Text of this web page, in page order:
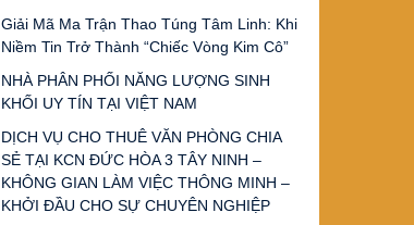
Giải Mã Ma Trận Thao Túng Tâm Linh: Khi
Niềm Tin Trở Thành “Chiếc Vòng Kim Cô”
NHÀ PHÂN PHỐI NĂNG LƯỢNG SINH
KHỐI UY TÍN TẠI VIỆT NAM
DỊCH VỤ CHO THUÊ VĂN PHÒNG CHIA
SẺ TẠI KCN ĐỨC HÒA 3 TÂY NINH –
KHÔNG GIAN LÀM VIỆC THÔNG MINH –
KHỞI ĐẦU CHO SỰ CHUYÊN NGHIỆP